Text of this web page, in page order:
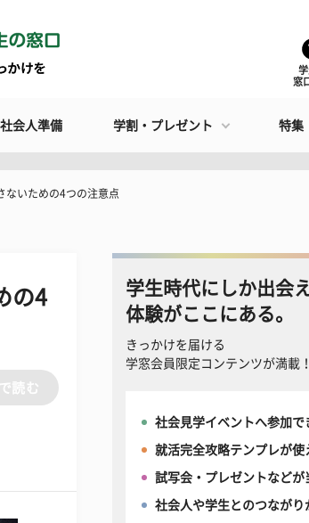
窓
会人準備 学割・プレゼント 特集
ないための4つの注意点
の4
読む
学生時代にしか出会
体験がここにある。
きっかけを届ける
学窓会員限定コンテンツが満載！
社会見学イベントへ参加で
就活完全攻略テンプレが使
試写会・プレゼントなどが
社会人や学生とのつながり